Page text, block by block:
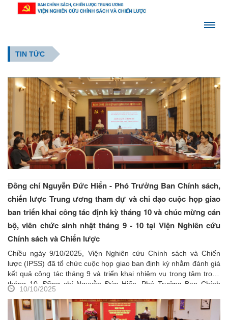
TIN TỨC
Đồng chí Nguyễn Đức Hiển - Phó Trưởng Ban Chính sách,
chiến lược Trung ương tham dự và chỉ đạo cuộc họp giao
ban triển khai công tác định kỳ tháng 10 và chúc mừng cán
bộ, viên chức sinh nhật tháng 9 - 10 tại Viện Nghiên cứu
Chính sách và Chiến lược
Chiều ngày 9/10/2025, Viện Nghiên cứu Chính sách và Chiến
lược (IPSS) đã tổ chức cuộc họp giao ban định kỳ nhằm đánh giá
kết quả công tác tháng 9 và triển khai nhiệm vụ trọng tâm trong
tháng 10. Đồng chí Nguyễn Đức Hiển, Phó Trưởng Ban Chính
sách, chiến lược Trung ương và đồng chí Trần Thị Hồng Minh,
Viện trưởng Viện Nghiên cứu Chính sách và Chiến lược đồng chủ
trì cuộc họp. Cuộc họp có sự tham dự của các đồng chí lãnh đạo
10/10/2025